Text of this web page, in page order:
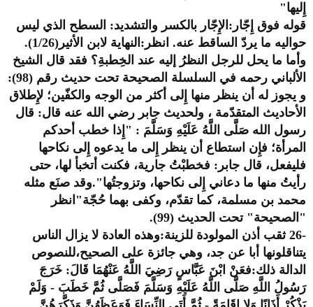
إِليها"
قوله فوق إِجّار:الإِجّار بالكسر والتشديد: السطح الذي ليس
حواليه ما يردّ الساقط عنه. انظر:النهاية لابن الأثير(1/26).
وأما ما يحل للرجل النظرُ إليه عند الخِطبةِ؟ فقد قال الشيخ
الألباني رحمه في السلسلة الصحيحة تحت حديث رقم (98):
و يجوز له أن ينظر منها إِلى أكثر من الوجه والكفّين؛ لإِطلاق
الأحاديث المتقدّمة ، ولحديث جابر رضي الله عنه قال: قال
رسول الله صَلَّى اللَّهُ عَلَيْهِ وَسَلَّمَ : "إِذا خطب أحدكم
المرأة؛ فإِن استطاع أن ينظر إِلى ما يدعوه إِلى نكاحها
فليفعل، قال جابر: فخطبْتُ جارية، فكنت أتخبأ لها، حتى
رأيتُ منها ما دعاني إِلى نكاحها، وتزوجتُها".وقد صنَع مثله
محمد بن مسلمة، كما تقدّم، وكفى بهما حُجّة"انظر
"الصحيحة" تحت الحديث (99).
-26 ثقب أذن المولودة للزينة:وهذه العادة لا يزال الناس
يتناقلونها أبا عن جد، وهي جائزة على الصحيح،للنصوص
الدالة ذلك:فعَنْ ابْنَ عَبَّاسٍ رَضِيَ اللَّهُ عَنْهُمَا قَالَ: خَرَجَ
رَسُولُ اللَّهِ صَلَّى اللَّهُ عَلَيْهِ وَسَلَّمَ فَصَلَّى ثُمَّ خَطَبَ - وَلَمْ